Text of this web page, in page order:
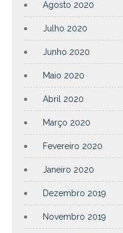
Agosto 2020
Julho 2020
Junho 2020
Maio 2020
Abril 2020
Março 2020
Fevereiro 2020
Janeiro 2020
Dezembro 2019
Novembro 2019